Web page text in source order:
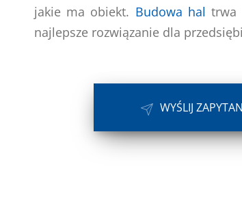
jakie ma obiekt. Budowa hal trwa
najlepsze rozwiązanie dla
WYŚLIJ